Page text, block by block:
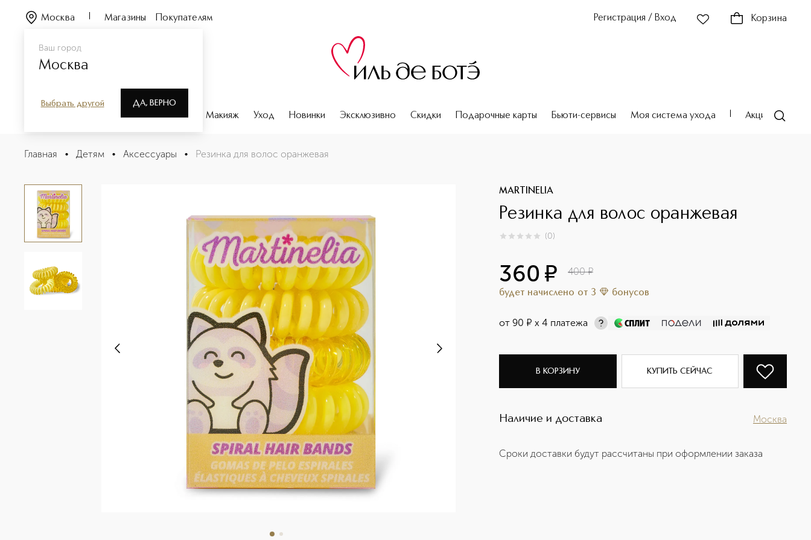
Ваш город
Москва
Выбрать другой ДА, ВЕРНО
Москва Магазины Покупателям Регистрация / Вход Корзина
Парфюмерия Макияж Уход Новинки Эксклюзивно Скидки Подарочные карты Бьюти-сервисы Моя система ухода Акции
Резинка для волос оранжевая
Описание
Главная • Детям • Аксессуары • Резинка для волос оранжевая
MARTINELIA
Резинка для волос оранжевая
0из 0 (0)
360 ¤ 400 ¤
будет начислено от 3 бонусов
от 90 ¤ х 4 платежа
В КОРЗИНУ КУПИТЬ СЕЙЧАС
Наличие и доставка Москва
Сроки доставки будут рассчитаны при оформлении заказа